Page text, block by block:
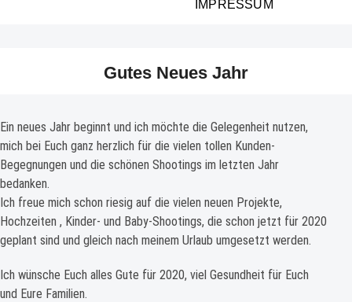
IMPRESSUM
Gutes Neues Jahr
Ein neues Jahr beginnt und ich möchte die Gelegenheit nutzen,
mich bei Euch ganz herzlich für die vielen tollen Kunden-
Begegnungen und die schönen Shootings im letzten Jahr
bedanken.
Ich freue mich schon riesig auf die vielen neuen Projekte,
Hochzeiten , Kinder- und Baby-Shootings, die schon jetzt für 2020
geplant sind und gleich nach meinem Urlaub umgesetzt werden.
Ich wünsche Euch alles Gute für 2020, viel Gesundheit für Euch
und Eure Familien.